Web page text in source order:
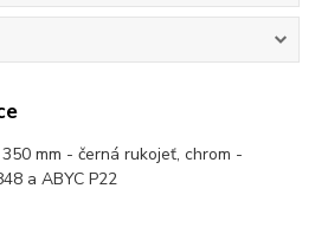
mm - černá rukojeť, chrom -
a ABYC P22